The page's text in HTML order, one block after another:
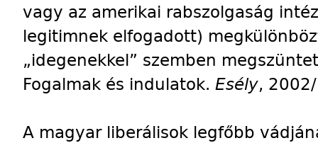
vagy az amerikai rabszolgaság
legitimnek elfogadott)
„idegenekkel” szemben
Fogalmak és indulatok. Esély,
A magyar liberálisok legfőbb